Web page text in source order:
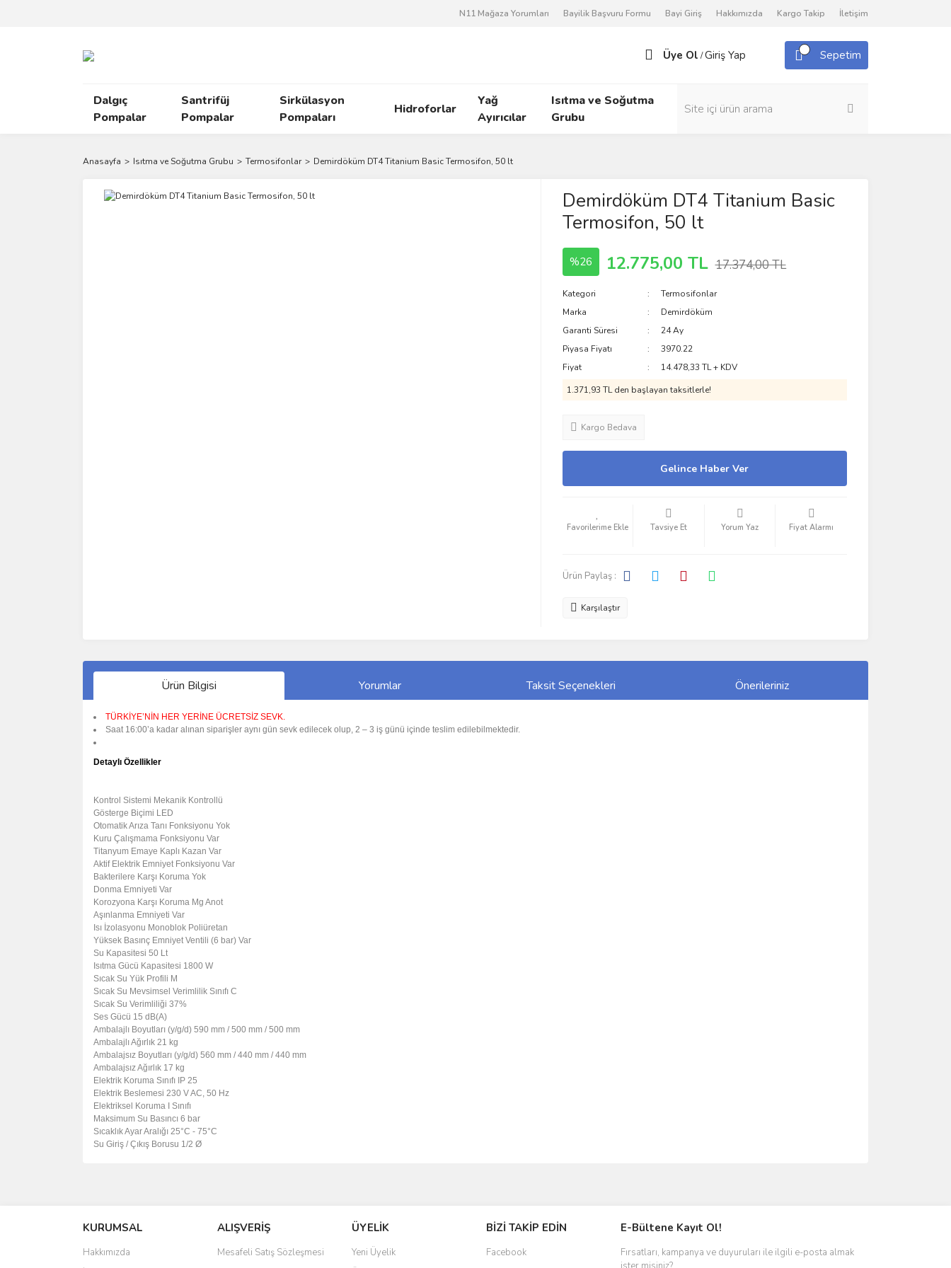
N11 Mağaza Yorumları Bayilik Başvuru Formu Bayi Giriş Hakkımızda Kargo Takip İletişim
Üye Ol /Giriş Yap Sepetim
Dalgıç
Pompalar
Santrifüj
Pompalar
Sirkülasyon
Pompaları
Hidroforlar
Yağ
Ayırıcılar
Isıtma ve Soğutma
Grubu
Anasayfa Isıtma ve Soğutma Grubu Termosifonlar Demirdöküm DT4 Titanium Basic Termosifon, 50 lt
Demirdöküm DT4 Titanium Basic
Termosifon, 50 lt
%26 12.775,00 TL 17.374,00 TL
Kategori
Termosifonlar
Marka
Demirdöküm
Garanti Süresi
24 Ay
Piyasa Fiyatı
3970.22
Fiyat
14.478,33 TL + KDV
1.371,93 TL den başlayan taksitlerle!
Kargo Bedava
Gelince Haber Ver
Tavsiye Et Yorum Yaz Fiyat Alarmı
Ürün Paylaş :
Karşılaştır
Ürün Bilgisi Yorumlar Taksit Seçenekleri Önerileriniz
TÜRKİYE’NİN HER YERİNE ÜCRETSİZ SEVK.
Saat 16:00’a kadar alınan siparişler aynı gün sevk edilecek olup, 2 – 3 iş günü içinde teslim edilebilmektedir.
Detaylı Özellikler
Kontrol Sistemi Mekanik Kontrollü
Gösterge Biçimi LED
Otomatik Arıza Tanı Fonksiyonu Yok
Kuru Çalışmama Fonksiyonu Var
Titanyum Emaye Kaplı Kazan Var
Aktif Elektrik Emniyet Fonksiyonu Var
Bakterilere Karşı Koruma Yok
Donma Emniyeti Var
Korozyona Karşı Koruma Mg Anot
Aşınlanma Emniyeti Var
Isı İzolasyonu Monoblok Poliüretan
Yüksek Basınç Emniyet Ventili (6 bar) Var
Su Kapasitesi 50 Lt
Isıtma Gücü Kapasitesi 1800 W
Sıcak Su Yük Profili M
Sıcak Su Mevsimsel Verimlilik Sınıfı C
Sıcak Su Verimliliği 37%
Ses Gücü 15 dB(A)
Ambalajlı Boyutları (y/g/d) 590 mm / 500 mm / 500 mm
Ambalajlı Ağırlık 21 kg
Ambalajsız Boyutları (y/g/d) 560 mm / 440 mm / 440 mm
Ambalajsız Ağırlık 17 kg
Elektrik Koruma Sınıfı IP 25
Elektrik Beslemesi 230 V AC, 50 Hz
Elektriksel Koruma
I Sınıfı
Maksimum Su Basıncı 6 bar
Sıcaklık Ayar Aralığı 25°C - 75°C
Su Giriş / Çıkış Borusu 1/2 Ø
Ürün resmi kalitesiz, bozuk veya görüntülenemiyor.
Ürün açıklamasında eksik bilgiler bulunuyor.
KURUMSAL
Hakkımızda
ALIŞVERİŞ
Mesafeli Satış Sözleşmesi
ÜYELİK
Yeni Üyelik
BİZİ TAKİP EDİN
Facebook
E-Bültene Kayıt Ol!
Fırsatları, kampanya ve duyuruları ile ilgili e-posta almak